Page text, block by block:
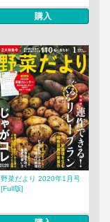
購入
野菜だより 2020年1月号
[Full版]